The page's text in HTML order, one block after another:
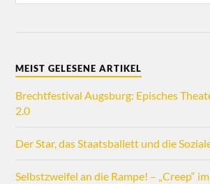
MEIST GELESENE ARTIKEL
Brechtfestival Augsburg: Episches
2.0
Der Star, das Staatsballett und die
Selbstzweifel an die Rampe! – „Creep“